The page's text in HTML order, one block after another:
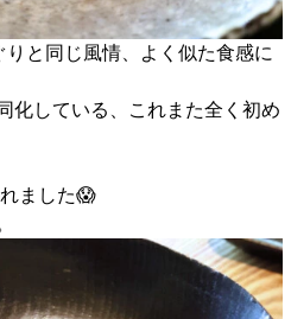
と同じ風情、よく似た食感に
化している、これまた全く初め
ました😱